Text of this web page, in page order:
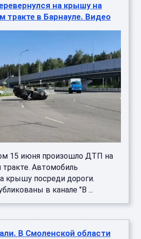
на крышу на
тракте в Барнауле. Видео
15 июня произошло ДТП на
Автомобиль
крышу посреди дороги.
в канале "В ...
В Смоленской области